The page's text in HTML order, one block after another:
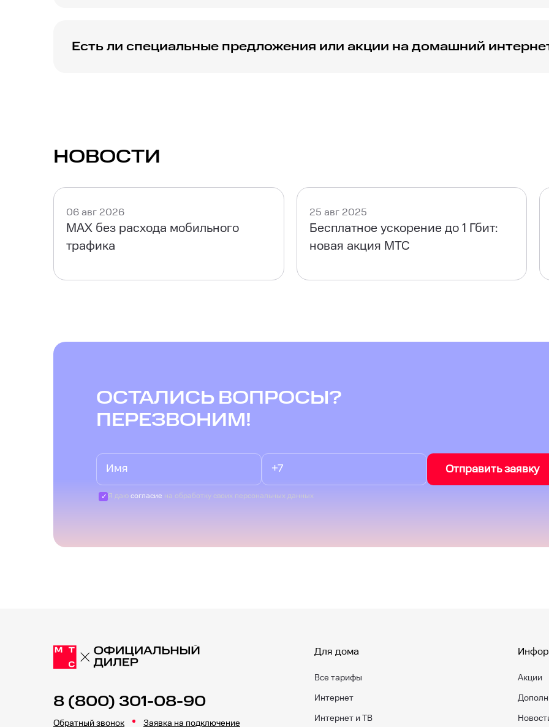
Есть ли специальные предложения или акции на домашний
НОВОСТИ
06 авг 2026
MAX без расхода мобильного
трафика
25 авг 2025
Бесплатное ускорение до 1 Гбит:
новая акция МТС
ОСТАЛИСЬ ВОПРОСЫ?
ПЕРЕЗВОНИМ!
Отправить заявку
Я даю согласие на обработку своих персональных данных
8 (800) 301-08-90
Обратный звонок Заявка на подключение
Для дома
Все тарифы
Интернет
Интернет и ТВ
Акции